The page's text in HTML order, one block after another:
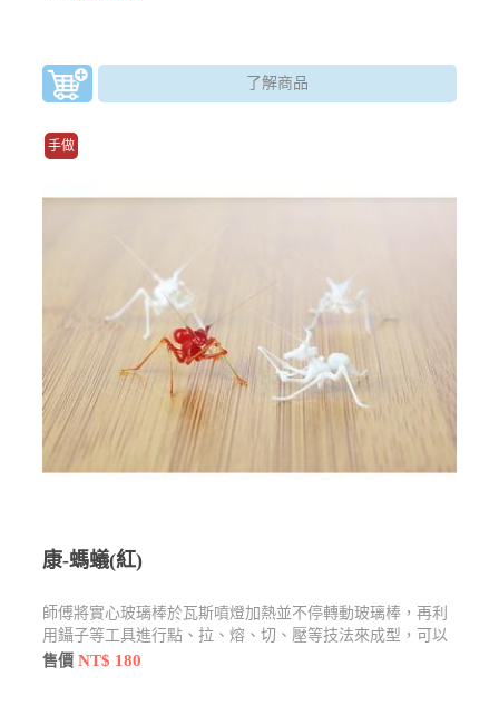
了解商品
手做
康-螞蟻(紅)
師傅將實心玻璃棒於瓦斯噴燈加熱並不停轉動玻璃棒，再利
用鑷子等工具進行點、拉、熔、切、壓等技法來成型，可以
製作精巧的玻璃藝品。越小的作品越考驗師傅的眼力
售價NT$ 180